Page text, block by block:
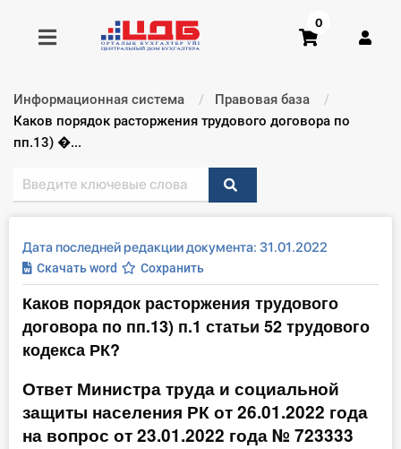
Получить консультацию
Главная ИС
Формы
Консультации
Правовая база
Библиотека бухгалтера
0
Информационная система
Правовая база
Текущий:
Каков порядок расторжения трудового договора по
пп.13) �...
Дата последней редакции документа: 31.01.2022
Скачать word Сохранить
Каков порядок расторжения трудового
договора по пп.13) п.1 статьи 52 трудового
кодекса РК?
Ответ Министра труда и социальной
защиты населения РК от 26.01.2022 года
на вопрос от 23.01.2022 года № 723333